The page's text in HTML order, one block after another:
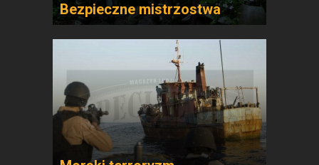
Bezpieczne mistrzostwa